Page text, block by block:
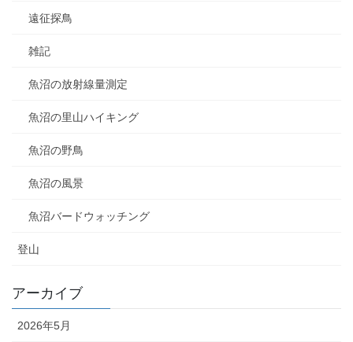
遠征探鳥
雑記
魚沼の放射線量測定
魚沼の里山ハイキング
魚沼の野鳥
魚沼の風景
魚沼バードウォッチング
登山
アーカイブ
2026年5月